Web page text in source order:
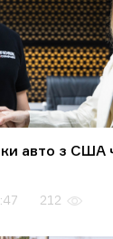
авто з США
212